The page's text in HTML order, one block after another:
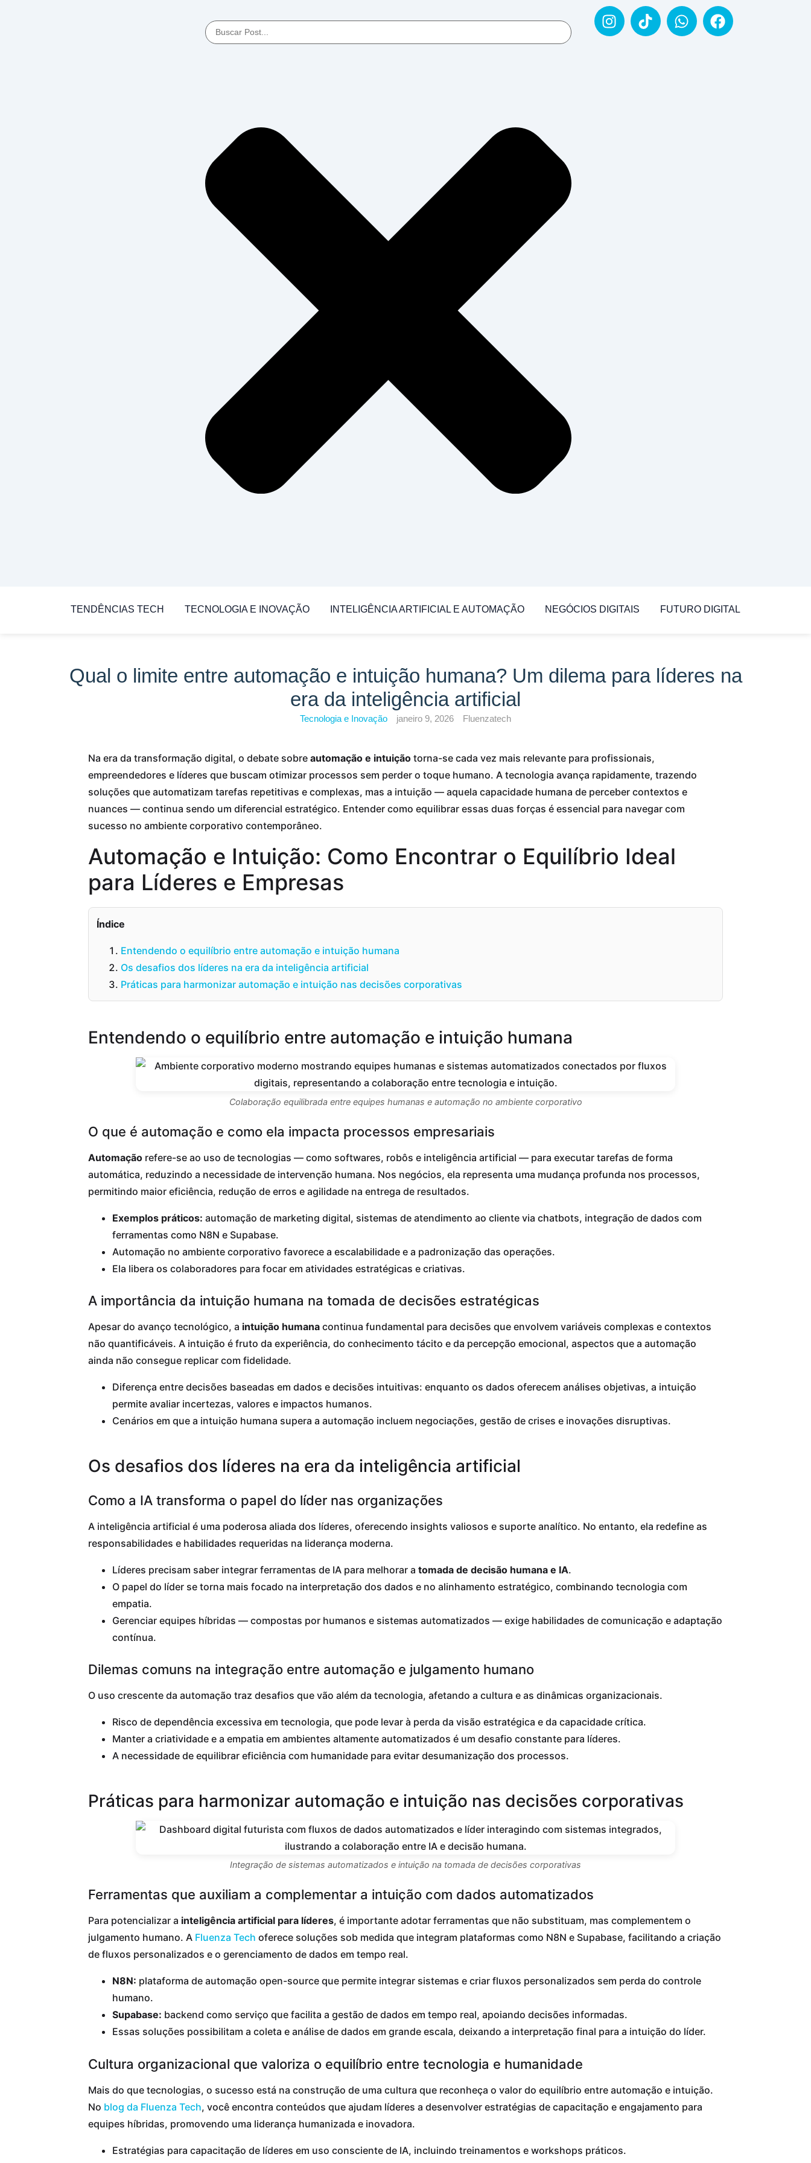
TENDÊNCIAS TECH TECNOLOGIA E INOVAÇÃO INTELIGÊNCIA ARTIFICIAL E AUTOMAÇÃO NEGÓCIOS DIGITAIS FUTURO DIGITAL
Qual o limite entre automação e intuição humana? Um dilema para líderes na
era da inteligência artificial
Tecnologia e Inovação janeiro 9, 2026 Fluenzatech
Na era da transformação digital, o debate sobre automação e intuição torna-se cada vez mais relevante para profissionais,
empreendedores e líderes que buscam otimizar processos sem perder o toque humano. A tecnologia avança rapidamente, trazendo
soluções que automatizam tarefas repetitivas e complexas, mas a intuição — aquela capacidade humana de perceber contextos e
nuances — continua sendo um diferencial estratégico. Entender como equilibrar essas duas forças é essencial para navegar com
sucesso no ambiente corporativo contemporâneo.
Automação e Intuição: Como Encontrar o Equilíbrio Ideal
para Líderes e Empresas
Índice
Entendendo o equilíbrio entre automação e intuição humana
Os desafios dos líderes na era da inteligência artificial
Práticas para harmonizar automação e intuição nas decisões corporativas
Entendendo o equilíbrio entre automação e intuição humana
Colaboração equilibrada entre equipes humanas e automação no ambiente corporativo
O que é automação e como ela impacta processos empresariais
Automação refere-se ao uso de tecnologias — como softwares, robôs e inteligência artificial — para executar tarefas de forma
automática, reduzindo a necessidade de intervenção humana. Nos negócios, ela representa uma mudança profunda nos processos,
permitindo maior eficiência, redução de erros e agilidade na entrega de resultados.
Exemplos práticos: automação de marketing digital, sistemas de atendimento ao cliente via chatbots, integração de dados com
ferramentas como N8N e Supabase.
Automação no ambiente corporativo favorece a escalabilidade e a padronização das operações.
Ela libera os colaboradores para focar em atividades estratégicas e criativas.
A importância da intuição humana na tomada de decisões estratégicas
Apesar do avanço tecnológico, a intuição humana continua fundamental para decisões que envolvem variáveis complexas e contextos
não quantificáveis. A intuição é fruto da experiência, do conhecimento tácito e da percepção emocional, aspectos que a automação
ainda não consegue replicar com fidelidade.
Diferença entre decisões baseadas em dados e decisões intuitivas: enquanto os dados oferecem análises objetivas, a intuição
permite avaliar incertezas, valores e impactos humanos.
Cenários em que a intuição humana supera a automação incluem negociações, gestão de crises e inovações disruptivas.
Os desafios dos líderes na era da inteligência artificial
Como a IA transforma o papel do líder nas organizações
A inteligência artificial é uma poderosa aliada dos líderes, oferecendo insights valiosos e suporte analítico. No entanto, ela redefine as
responsabilidades e habilidades requeridas na liderança moderna.
Líderes precisam saber integrar ferramentas de IA para melhorar a tomada de decisão humana e IA.
O papel do líder se torna mais focado na interpretação dos dados e no alinhamento estratégico, combinando tecnologia com
empatia.
Gerenciar equipes híbridas — compostas por humanos e sistemas automatizados — exige habilidades de comunicação e adaptação
contínua.
Dilemas comuns na integração entre automação e julgamento humano
O uso crescente da automação traz desafios que vão além da tecnologia, afetando a cultura e as dinâmicas organizacionais.
Risco de dependência excessiva em tecnologia, que pode levar à perda da visão estratégica e da capacidade crítica.
Manter a criatividade e a empatia em ambientes altamente automatizados é um desafio constante para líderes.
A necessidade de equilibrar eficiência com humanidade para evitar desumanização dos processos.
Práticas para harmonizar automação e intuição nas decisões corporativas
Integração de sistemas automatizados e intuição na tomada de decisões corporativas
Ferramentas que auxiliam a complementar a intuição com dados automatizados
Para potencializar a inteligência artificial para líderes, é importante adotar ferramentas que não substituam, mas complementem o
julgamento humano. A Fluenza Tech oferece soluções sob medida que integram plataformas como N8N e Supabase, facilitando a criação
de fluxos personalizados e o gerenciamento de dados em tempo real.
N8N: plataforma de automação open-source que permite integrar sistemas e criar fluxos personalizados sem perda do controle
humano.
Supabase: backend como serviço que facilita a gestão de dados em tempo real, apoiando decisões informadas.
Essas soluções possibilitam a coleta e análise de dados em grande escala, deixando a interpretação final para a intuição do líder.
Cultura organizacional que valoriza o equilíbrio entre tecnologia e humanidade
Mais do que tecnologias, o sucesso está na construção de uma cultura que reconheça o valor do equilíbrio entre automação e intuição.
No blog da Fluenza Tech, você encontra conteúdos que ajudam líderes a desenvolver estratégias de capacitação e engajamento para
equipes híbridas, promovendo uma liderança humanizada e inovadora.
Estratégias para capacitação de líderes em uso consciente de IA, incluindo treinamentos e workshops práticos.